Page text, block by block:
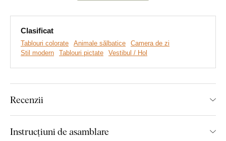
Realizăm tablouri premium, revoluționare din plăci
Clasificat
Tablouri colorate Animale sălbatice
Camera de zi
Stil modern
Tablouri pictate Vestibul / Hol
Recenzii
Instrucțiuni de asamblare